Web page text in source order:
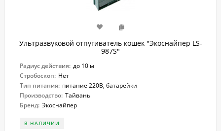
Ультразвуковой отпугиватель кошек "Экоснайпер LS-
987S"
Радиус действия: до 10 м
Стробоскоп: Нет
Тип питания: питание 220В, батарейки
Производство: Тайвань
Бренд: Экоснайпер
В НАЛИЧИИ